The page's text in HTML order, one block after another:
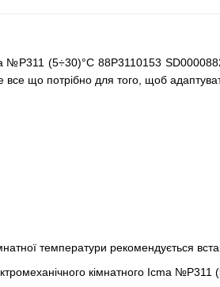
№Р311 (5÷30)°C 88P3110153
що потрібно для того, щоб
температури рекомендується
кімнатного Icma